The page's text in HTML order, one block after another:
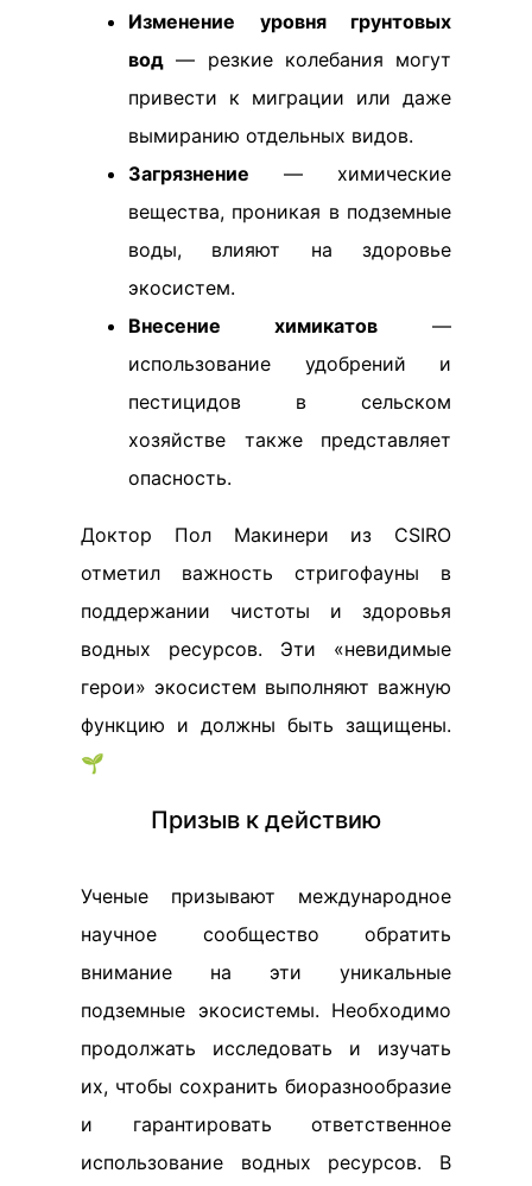
Изменение уровня грунтовых
вод — резкие колебания могут
привести к миграции или даже
вымиранию отдельных видов.
Загрязнение — химические
вещества, проникая в подземные
воды, влияют на здоровье
экосистем.
Внесение химикатов —
использование удобрений и
пестицидов в сельском
хозяйстве также представляет
опасность.
Доктор Пол Макинери из CSIRO
отметил важность стригофауны в
поддержании чистоты и здоровья
водных ресурсов. Эти «невидимые
герои» экосистем выполняют важную
функцию и должны быть защищены.
🌱
Призыв к действию
Ученые призывают международное
научное сообщество обратить
внимание на эти уникальные
подземные экосистемы. Необходимо
продолжать исследовать и изучать
их, чтобы сохранить биоразнообразие
и гарантировать ответственное
использование водных ресурсов. В